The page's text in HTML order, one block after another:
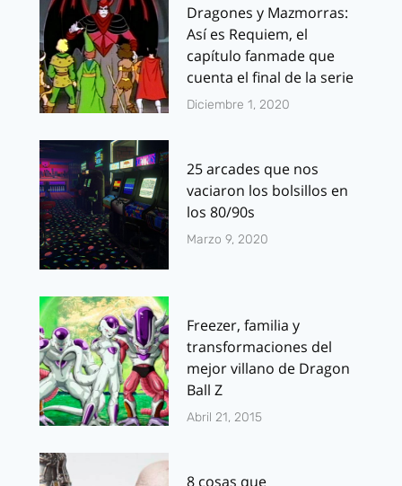
Dragones y Mazmorras:
Así es Requiem, el
capítulo fanmade que
cuenta el final de la serie
Diciembre 1, 2020
25 arcades que nos
vaciaron los bolsillos en
los 80/90s
Marzo 9, 2020
Freezer, familia y
transformaciones del
mejor villano de Dragon
Ball Z
Abril 21, 2015
8 cosas que